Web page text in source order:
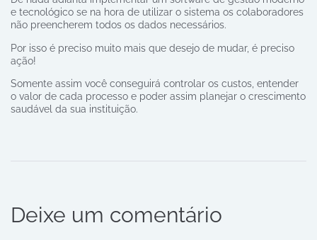
e tecnológico se na hora de utilizar o sistema os colaboradores
não preencherem todos os dados necessários.
Por isso é preciso muito mais que desejo de mudar, é preciso
ação!
Somente assim você conseguirá controlar os custos, entender
o valor de cada processo e poder assim planejar o crescimento
saudável da sua instituição.
Deixe um comentário